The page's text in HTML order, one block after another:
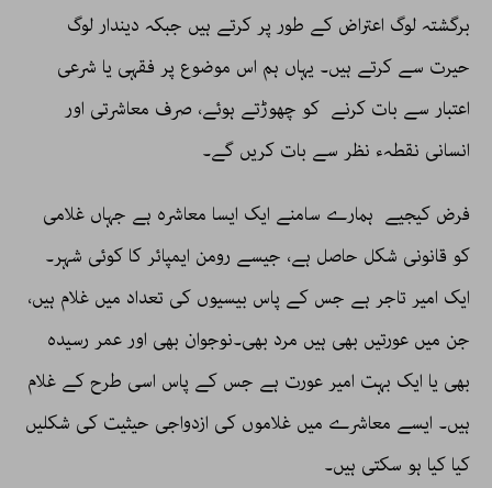
برگشتہ لوگ اعتراض کے طور پر کرتے ہیں جبکہ دیندار لوگ
حیرت سے کرتے ہیں۔ یہاں ہم اس موضوع پر فقہی یا شرعی
اعتبار سے بات کرنے کو چھوڑتے ہوئے، صرف معاشرتی اور
انسانی نقطہء نظر سے بات کریں گے۔
فرض کیجیے ہمارے سامنے ایک ایسا معاشرہ ہے جہاں غلامی
کو قانونی شکل حاصل ہے، جیسے رومن ایمپائر کا کوئی شہر۔
ایک امیر تاجر ہے جس کے پاس بیسیوں کی تعداد میں غلام ہیں،
جن میں عورتیں بھی ہیں مرد بھی۔نوجوان بھی اور عمر رسیدہ
بھی یا ایک بہت امیر عورت ہے جس کے پاس اسی طرح کے غلام
ہیں۔ ایسے معاشرے میں غلاموں کی ازدواجی حیثیت کی شکلیں
کیا کیا ہو سکتی ہیں۔